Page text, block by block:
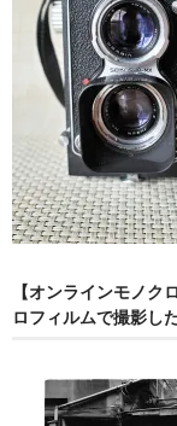
【オンラインモノク
ロフィルムで撮影し